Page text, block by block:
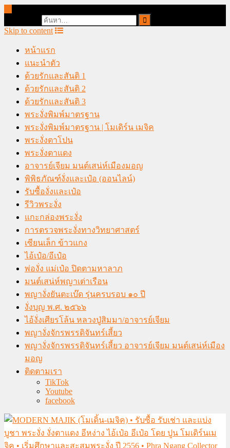
Skip to content
หน้าแรก
แนะนำตัว
ด้วยรักและสันติ 1
ด้วยรักและสันติ 2
ด้วยรักและสันติ 3
พระงั่งพิมพ์มาตรฐาน
พระงั่งพิมพ์มาตรฐาน | โมเดิร์น เมจิค
พระงั่งตาโปน
พระงั่งตาแดง
อาจารย์เจียม มนต์เสน่ห์เมืองมอญ
พิพิธภัณฑ์งั่งและเป๋อ (ออนไลน์)
รับซื้องั่งและเป๋อ
รีวิวพระงั่ง
แกะกล่องพระงั่ง
การตรวจพระงั่งทางวิทยาศาสตร์
เซียนเล็ก ข้าวแกง
ไอ้เป๋อ/อีเป๋อ
พ่องั่ง แม่เป๋อ ปิดตามหาลาภ
มนต์เสน่ห์พญาเต่าเรือน
พญางั่งยันตะเบ๊ด รุ่นครบรอบ ๑๐ ปี
งั่งบุญ พ.ศ. ๒๕๖๖
ไอ้งั่งเศียรโล้น หลวงปู่สิมมา/อาจารย์เจียม
พญางั่งจักรพรรดิจันทร์เสี้ยว
พญางั่งจักรพรรดิจันทร์เสี้ยว อาจารย์เจียม มนต์เสน่ห์เมือง
มอญ
ติดตามเรา
TikTok
Youtube
facebook